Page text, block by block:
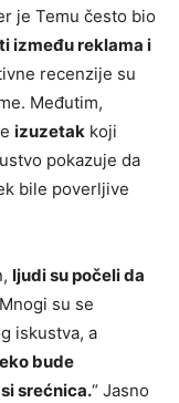
je Temu često bio
između reklama i
recenzije su
Međutim,
izuzetak koji
pokazuje da
bile poverljive
ljudi su počeli da
su se
iskustva, a
bude
srećnica.“ Jasno